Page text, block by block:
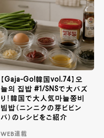
【Gaja-Go!韓国vol.74】오
늘의 집밥 #1/SNSで大バズ
り！韓国で大人気마늘쫑비
빔밥（ニンニクの芽ビビン
バ）のレシピをご紹介
WEB連載